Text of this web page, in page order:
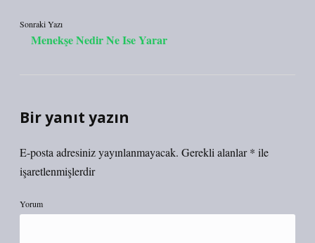
Sonraki Yazı
Menekşe Nedir Ne Ise Yarar
Bir yanıt yazın
E-posta adresiniz yayınlanmayacak. Gerekli alanlar* ile
işaretlenmişlerdir
Yorum